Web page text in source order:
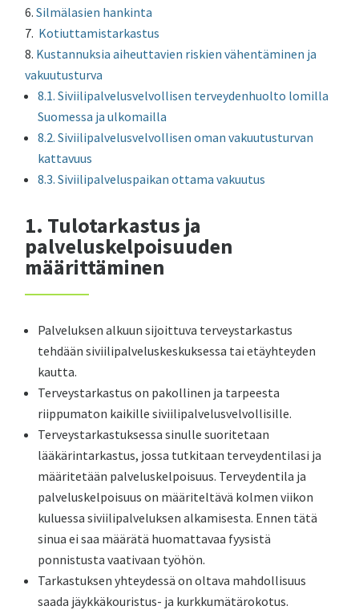
Silmälasien hankinta
Kotiuttamistarkastus
Kustannuksia aiheuttavien riskien vähentäminen ja
vakuutusturva
8.1. Siviilipalvelusvelvollisen terveydenhuolto lomilla
Suomessa ja ulkomailla
8.2. Siviilipalvelusvelvollisen oman vakuutusturvan
kattavuus
8.3. Siviilipalveluspaikan ottama vakuutus
1. Tulotarkastus ja
palveluskelpoisuuden
määrittäminen
Palveluksen alkuun sijoittuva terveystarkastus
tehdään siviilipalveluskeskuksessa tai etäyhteyden
kautta.
Terveystarkastus on pakollinen ja tarpeesta
riippumaton kaikille siviilipalvelusvelvollisille.
Terveystarkastuksessa sinulle suoritetaan
lääkärintarkastus, jossa tutkitaan terveydentilasi ja
määritetään palveluskelpoisuus. Terveydentila ja
palveluskelpoisuus on määriteltävä kolmen viikon
kuluessa siviilipalveluksen alkamisesta. Ennen tätä
sinua ei saa määrätä huomattavaa fyysistä
ponnistusta vaativaan työhön.
Tarkastuksen yhteydessä on oltava mahdollisuus
saada jäykkäkouristus- ja kurkkumätärokotus.